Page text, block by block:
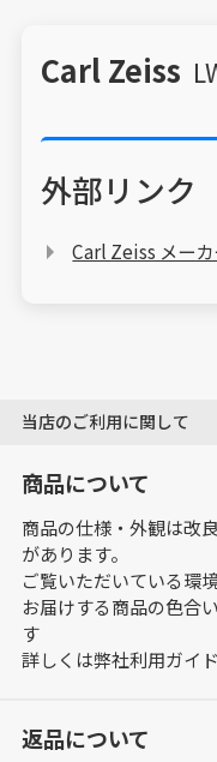
Carl Zeiss
外部リンク
Carl Zeiss メー
当店のご利用に関して
商品について
商品の仕様・外観は改
があります。
ご覧いただいている環
お届けする商品の色合
す
詳しくは弊社利用ガイド
返品について